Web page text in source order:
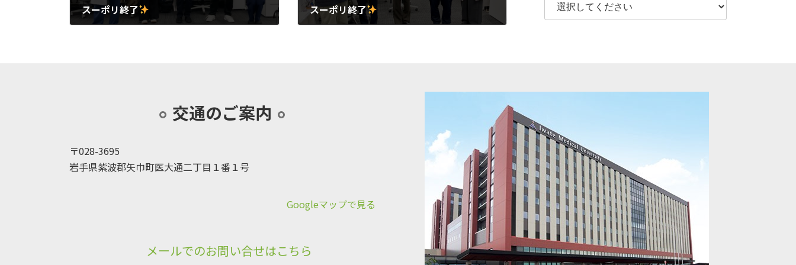
スーポリ終了 スーポリ終了
交通のご案内
〒028-3695
岩手県紫波郡矢巾町医大通二丁目１番１号
Googleマップで見る
メールでのお問い合せはこちら